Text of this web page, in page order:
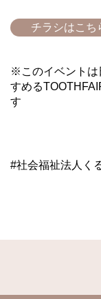
チラシはこち
※このイベントは
すめる
す
#社会福祉法人く